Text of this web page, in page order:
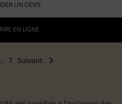
UN DEVIS
EN LIGNE
7 Suivant